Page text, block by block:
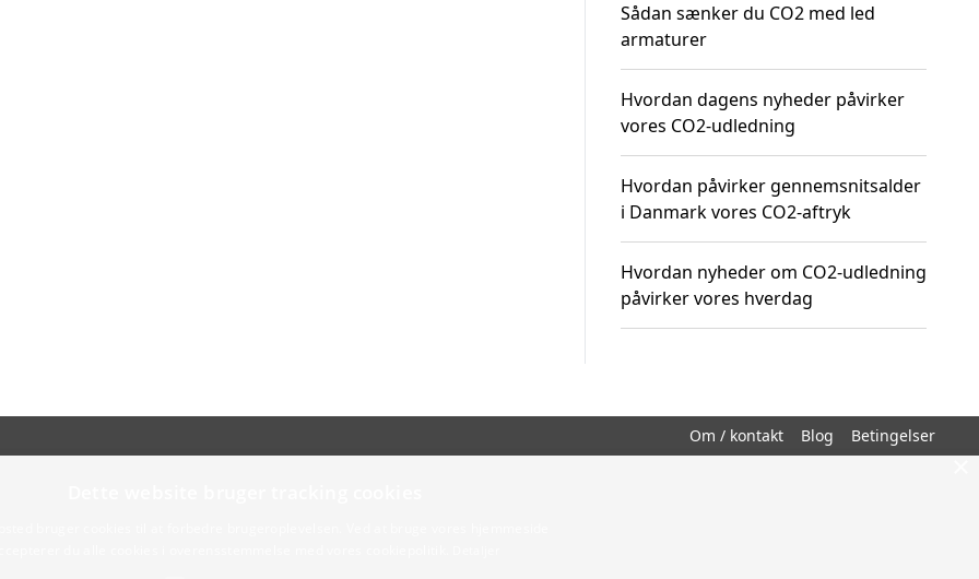
Sådan sænker du CO2 med led
armaturer
Hvordan dagens nyheder påvirker
vores CO2-udledning
Hvordan påvirker gennemsnitsalder
i Danmark vores CO2-aftryk
Hvordan nyheder om CO2-udledning
påvirker vores hverdag
Om / kontakt Blog Betingelser
×